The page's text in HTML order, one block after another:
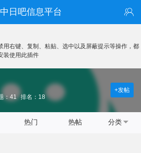
中日吧信息平台
用右键、复制、粘贴、选中以及屏蔽提示等操作，都
装使用此插件
：41 排名：18
+发帖
热门 热帖 分类